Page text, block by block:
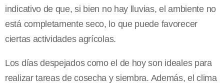
indicativo de que, si bien no hay lluvias, el ambiente no
está completamente seco, lo que puede favorecer
ciertas actividades agrícolas.
Los días despejados como el de hoy son ideales para
realizar tareas de cosecha y siembra. Además, el clima